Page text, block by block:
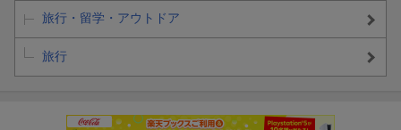
旅行・留学・アウトドア
旅行